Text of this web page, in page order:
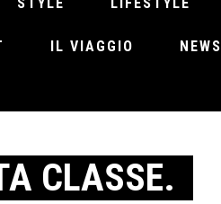
IL VIAGGIO NEWS
CLASSE.